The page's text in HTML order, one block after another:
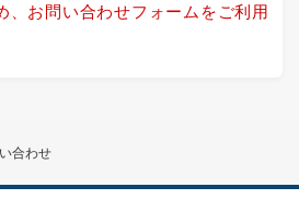
合わせ
、お問い合わせフォームをご利用